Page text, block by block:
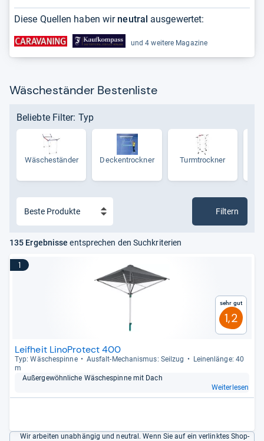
den
Diese Quellen haben wir neutral ausgewertet:
und 4 weitere Magazine
Wäscheständer Bestenliste
Beliebte Filter: Typ
Wäsche­stän­der Deck­en­trock­ner Turm­trock­ner
Filtern
135 Ergebnisse entsprechen den Suchkriterien
1
Sehr gut
1,2
Leifheit LinoProtect 400
Typ: Wäsche­spinne Aus­falt-​Mecha­nis­mus: Seil­zug
Lei­nen­länge: 40
m
Außer­ge­wöhn­li­che Wäsche­spinne mit Dach
Weiterlesen
Wir arbeiten unabhängig und neutral. Wenn Sie auf ein verlinktes Shop-